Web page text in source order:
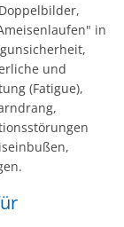
in
und
(Fatigue),